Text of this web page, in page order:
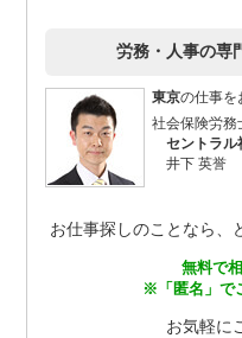
労務・人事の専
東京の仕事を
社会保険労務
セントラル
井下 英誉
お仕事探しのことなら、
無料で
※「匿名」で
お気軽に